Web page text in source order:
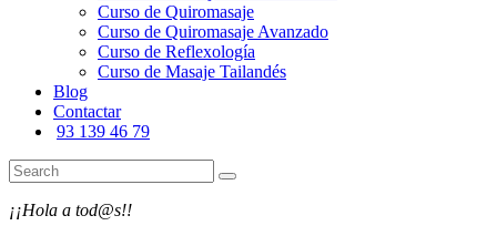
Curso de Quiromasaje
Curso de Quiromasaje Avanzado
Curso de Reflexología
Curso de Masaje Tailandés
Blog
Contactar
93 139 46 79
¡¡Hola a tod@s!!